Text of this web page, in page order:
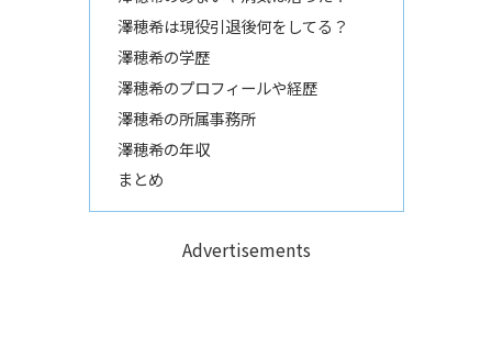
澤穂希は現役引退後何をしてる？
澤穂希の学歴
澤穂希のプロフィールや経歴
澤穂希の所属事務所
澤穂希の年収
まとめ
Advertisements